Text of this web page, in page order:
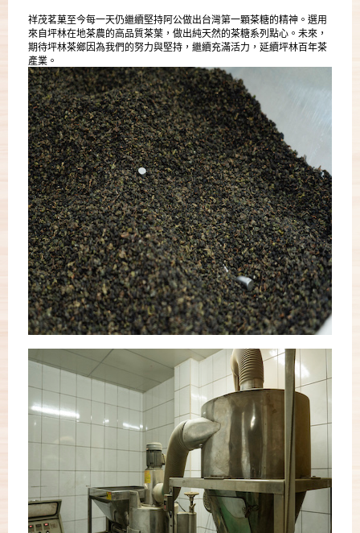
祥茂茗菓至今每一天仍繼續堅持阿公做出台灣第一顆茶糖的精神。選用
來自坪林在地茶農的高品質茶葉，做出純天然的茶糖系列點心。未來，
期待坪林茶鄉因為我們的努力與堅持，繼續充滿活力，延續坪林百年茶
產業。